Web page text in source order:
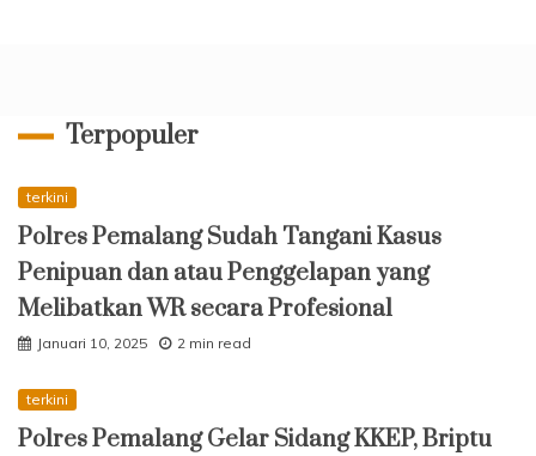
Terpopuler
terkini
Polres Pemalang Sudah Tangani Kasus
Penipuan dan atau Penggelapan yang
Melibatkan WR secara Profesional
Januari 10, 2025 2 min read
terkini
Polres Pemalang Gelar Sidang KKEP, Briptu